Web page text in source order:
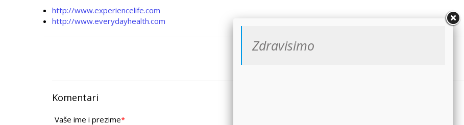
http://www.experiencelife.com
http://www.everydayhealth.com
Komentari
Vaše ime i prezime*
Zdravisimo